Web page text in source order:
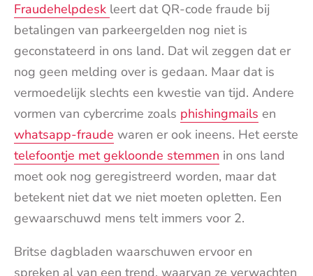
Fraudehelpdesk leert dat QR-code fraude bij
betalingen van parkeergelden nog niet is
geconstateerd in ons land. Dat wil zeggen dat er
nog geen melding over is gedaan. Maar dat is
vermoedelijk slechts een kwestie van tijd. Andere
vormen van cybercrime zoals phishingmails en
whatsapp-fraude waren er ook ineens. Het eerste
telefoontje met gekloonde stemmen in ons land
moet ook nog geregistreerd worden, maar dat
betekent niet dat we niet moeten opletten. Een
gewaarschuwd mens telt immers voor 2.
Britse dagbladen waarschuwen ervoor en